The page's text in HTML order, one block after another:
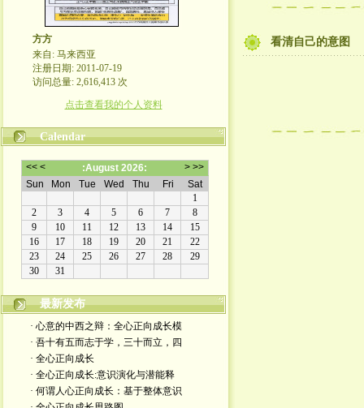
方方
来自: 马来西亚
注册日期: 2011-07-19
访问总量: 2,616,413 次
点击查看我的个人资料
Calendar
最新发布
· 心意的中西之辩：全心正向成长模
· 吾十有五而志于学，三十而立，四
· 全心正向成长
· 全心正向成长:意识演化与潜能释
· 何谓人心正向成长：基于整体意识
看清自己的意图